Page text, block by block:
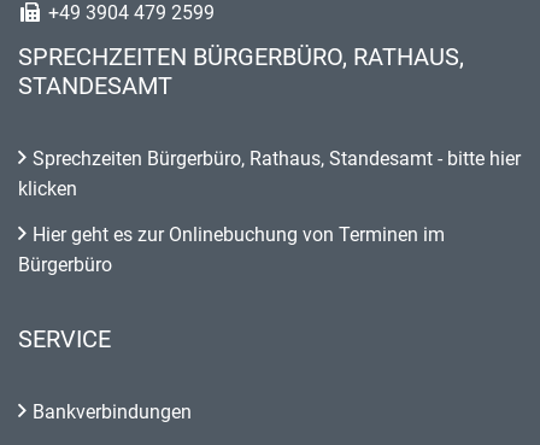
+49 3904 479 2599
SPRECHZEITEN BÜRGERBÜRO, RATHAUS,
STANDESAMT
Sprechzeiten Bürgerbüro, Rathaus, Standesamt - bitte hier
klicken
Hier geht es zur Onlinebuchung von Terminen im
Bürgerbüro
SERVICE
Bankverbindungen